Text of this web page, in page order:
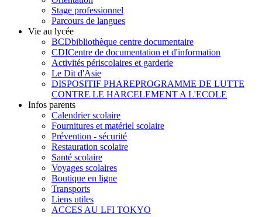
Stage professionnel
Parcours de langues
Vie au lycée
BCDbibliothèque centre documentaire
CDICentre de documentation et d'information
Activités périscolaires et garderie
Le Dit d'Asie
DISPOSITIF PHAREPROGRAMME DE LUTTE
CONTRE LE HARCELEMENT A L'ECOLE
Infos parents
Calendrier scolaire
Fournitures et matériel scolaire
Prévention - sécurité
Restauration scolaire
Santé scolaire
Voyages scolaires
Boutique en ligne
Transports
Liens utiles
ACCES AU LFI TOKYO